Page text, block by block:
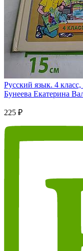
Русский язык. 4
Бунеева Екатерина
225 ₽